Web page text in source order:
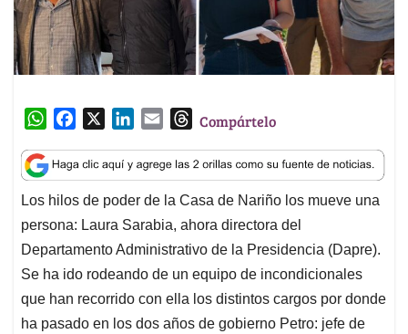
W
a
t
s
A
p
p
c
e
b
o
o
k
n
k
e
d
I
n
a
i
l
T
r
e
a
d
s
Compártelo
Los hilos de poder de la Casa de Nariño los mueve una
persona: Laura Sarabia, ahora directora del
Departamento Administrativo de la Presidencia (Dapre).
Se ha ido rodeando de un equipo de incondicionales
que han recorrido con ella los distintos cargos por donde
ha pasado en los dos años de gobierno Petro: jefe de